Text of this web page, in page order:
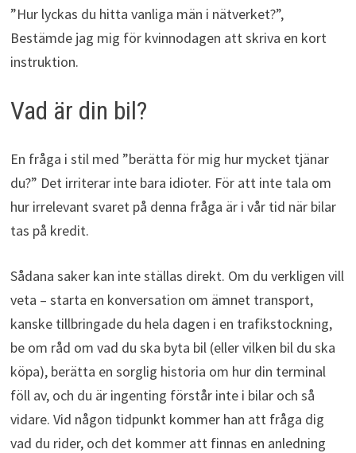
”Hur lyckas du hitta vanliga män i nätverket?”,
Bestämde jag mig för kvinnodagen att skriva en kort
instruktion.
Vad är din bil?
En fråga i stil med ”berätta för mig hur mycket tjänar
du?” Det irriterar inte bara idioter. För att inte tala om
hur irrelevant svaret på denna fråga är i vår tid när bilar
tas på kredit.
Sådana saker kan inte ställas direkt. Om du verkligen vill
veta – starta en konversation om ämnet transport,
kanske tillbringade du hela dagen i en trafikstockning,
be om råd om vad du ska byta bil (eller vilken bil du ska
köpa), berätta en sorglig historia om hur din terminal
föll av, och du är ingenting förstår inte i bilar och så
vidare. Vid någon tidpunkt kommer han att fråga dig
vad du rider, och det kommer att finnas en anledning